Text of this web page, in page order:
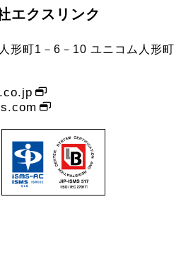
エクスリンク
形町1－6－10 ユニコム人形町